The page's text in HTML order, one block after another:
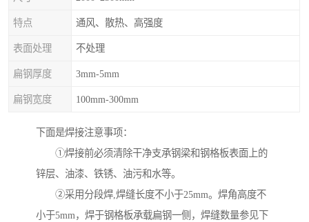
特点 通风、散热、高强度
表面处理 不处理
扁钢厚度 3mm-5mm
扁钢宽度 100mm-300mm
下面是焊接注意事项：
①焊接前必须清除干净支承钢梁和钢格板表面上的
锌层、油漆、铁锈、油污和水等。
②采用分段焊,焊缝长度不小于25mm。焊角高度不
小于5mm，焊于钢格板承载扁钢一侧，焊缝数量参见下